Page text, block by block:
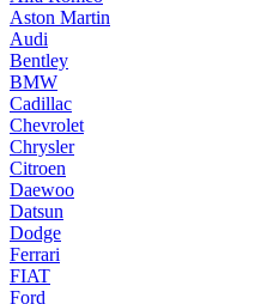
Aston Martin
Audi
Bentley
BMW
Cadillac
Chevrolet
Chrysler
Citroen
Daewoo
Datsun
Dodge
Ferrari
FIAT
Ford